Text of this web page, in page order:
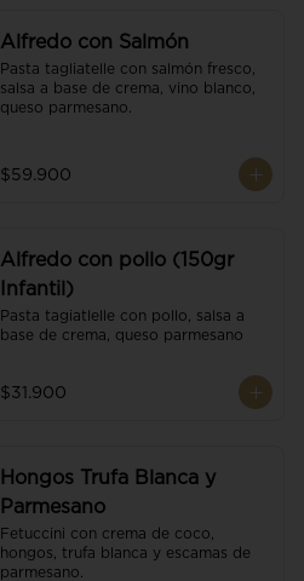
Alfredo con Salmón
Pasta tagliatelle con salmón fresco,
salsa a base de crema, vino blanco,
queso parmesano.
$59.900
Alfredo con pollo (150gr
Infantil)
Pasta tagiatlelle con pollo, salsa a
base de crema, queso parmesano
$31.900
Hongos Trufa Blanca y
Parmesano
Fetuccini con crema de coco,
hongos, trufa blanca y escamas de
parmesano.